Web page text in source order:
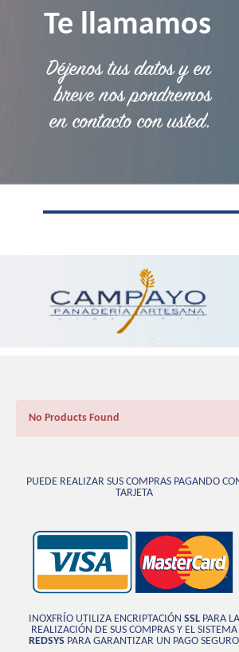
Te llamamos
Déjenos tus datos y en
breve nos pondremos
en contacto con usted.
No Products Found
PUEDE REALIZAR SUS COMPRAS PAGANDO
TARJETA
INOXFRÍO UTILIZA ENCRIPTACIÓN SSLPARA LA
REALIZACIÓN DE SUS COMPRAS Y EL SISTEMA
REDSYS PARA GARANTIZAR UN PAGO SEGURO